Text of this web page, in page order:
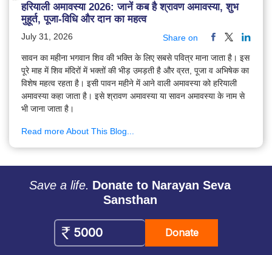
हरियाली अमावस्या 2026: जानें कब है श्रावण अमावस्या, शुभ
मुहूर्त, पूजा-विधि और दान का महत्व
July 31, 2026 Share on
सावन का महीना भगवान शिव की भक्ति के लिए सबसे पवित्र माना जाता है। इस
पूरे माह में शिव मंदिरों में भक्तों की भीड़ उमड़ती है और व्रत, पूजा व अभिषेक का
विशेष महत्व रहता है। इसी पावन महीने में आने वाली अमावस्या को हरियाली
अमावस्या कहा जाता है। इसे श्रावण अमावस्या या सावन अमावस्या के नाम से
भी जाना जाता है।
Read more About This Blog...
Save a life. Donate to Narayan Seva
Sansthan
Donate